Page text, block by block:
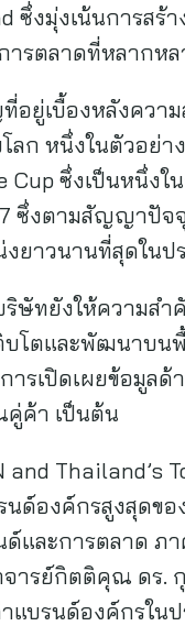
ซึ่งมุ่งเน้นการสร้
ารตลาดที่หลากห
ยู่เบื้องหลังความ
ลก หนึ่งในตัวอย่
Cup ซึ่งเป็นหนึ่ง
ซึ่งตามสัญญาปัจ
ยาวนานที่สุดในป
ษัทยังให้ความสำ
บโตและพัฒนาบน
ารเปิดเผยข้อมูล
คู่ค้า เป็นต้น
and Thailand’s
ด์องค์กรสูงสุดขอ
ด์และการตลาด
ารย์กิตติคุณ ดร.
แบรนด์องค์กรในป